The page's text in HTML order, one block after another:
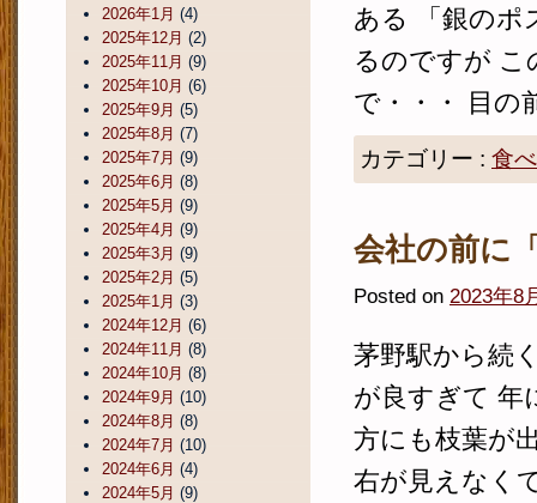
ある 「銀のポ
るのですが こ
で・・・ 目の
カテゴリー : 食
会社の前に
Posted on 2023年8
茅野駅から続
が良すぎて 年
方にも枝葉が
右が見えなく
2026年1月 (4)
2025年12月 (2)
2025年11月 (9)
2025年10月 (6)
2025年9月 (5)
2025年8月 (7)
2025年7月 (9)
2025年6月 (8)
2025年5月 (9)
2025年4月 (9)
2025年3月 (9)
2025年2月 (5)
2025年1月 (3)
2024年12月 (6)
2024年11月 (8)
2024年10月 (8)
2024年9月 (10)
2024年8月 (8)
2024年7月 (10)
2024年6月 (4)
2024年5月 (9)